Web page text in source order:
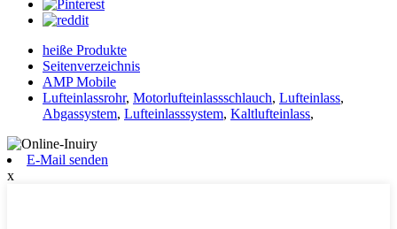
heiße Produkte
Seitenverzeichnis
AMP Mobile
Lufteinlassrohr, Motorlufteinlassschlauch, Lufteinlass,
Abgassystem, Lufteinlasssystem, Kaltlufteinlass,
E-Mail senden
x